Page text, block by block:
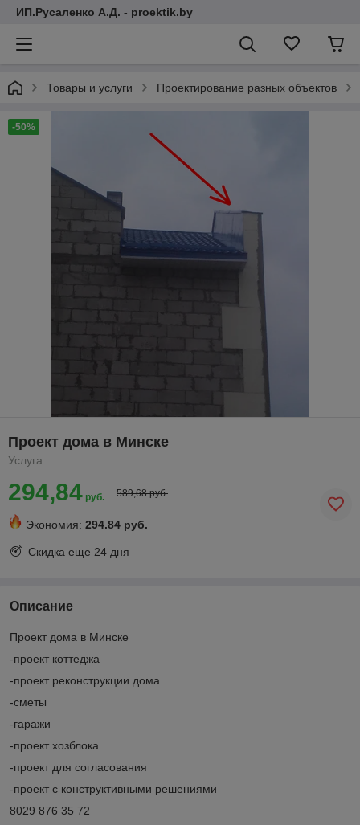
ИП.Русаленко А.Д. - proektik.by
Товары и услуги Проектирование разных объектов
-50%
Проект дома в Минске
Услуга
294,84 руб. 589,68 руб.
Экономия: 294.84 руб.
Скидка еще 24 дня
Описание
Проект дома в Минске
-проект коттеджа
-проект реконструкции дома
-сметы
-гаражи
-проект хозблока
-проект для согласования
-проект с конструктивными решениями
8029 876 35 72